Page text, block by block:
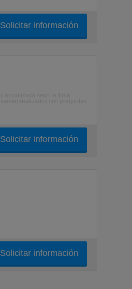
Solicitar información
Solicitar información
Solicitar información